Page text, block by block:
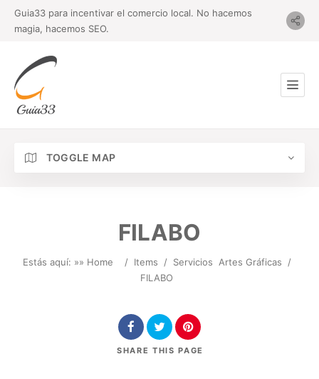
Guia33 para incentivar el comercio local. No hacemos
magia, hacemos SEO.
TOGGLE MAP
FILABO
Estás aquí: »» Home / Items / Servicios Artes Gráficas
/
FILABO
SHARE THIS PAGE